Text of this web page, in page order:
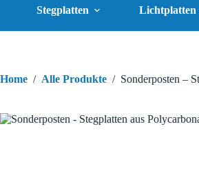
Stegplatten Lichtplatten
Home / Alle Produkte / Sonderposten –